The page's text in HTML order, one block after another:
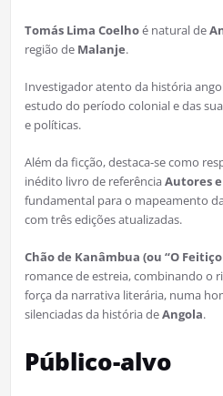
Tomás Lima Coelhoé natural de
região de Malanje.
Investigador atento da história
estudo do período colonial e das
e políticas.
Além da ficção, destaca-se como
inédito livro de referênciaAutores
fundamental para o mapeamento
com três edições atualizadas.
Chão de Kanâmbua (ou “O
romance de estreia, combinando o
força da narrativa literária, numa
silenciadas da história deAngola.
Público-alvo